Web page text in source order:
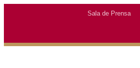
Sala de Prensa